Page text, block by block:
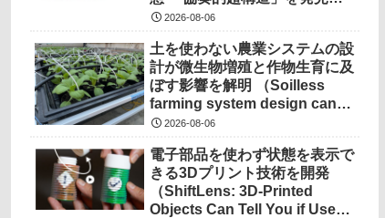
――2026-08-06
土を使わない農業システムの設
計が微生物増殖と作物生育に及
ぼす影響を解明 （Soilless
farming system design can
determine microbial growth,
2026-08-06
電子部品を使わず状態を表示で
きる3Dプリント技術を開発
（ShiftLens: 3D-Printed
Objects Can Tell You if Used